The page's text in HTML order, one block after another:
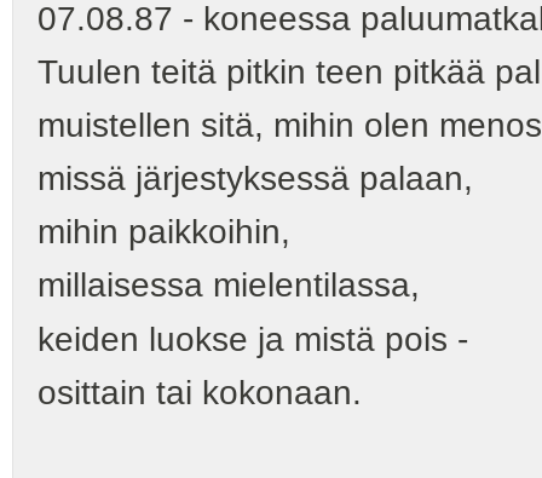
07.08.87 - koneessa
Tuulen teitä pitkin teen pitkää
muistellen sitä, mihin olen
missä järjestyksessä palaan,
mihin paikkoihin,
millaisessa mielentilassa,
keiden luokse ja mistä pois -
osittain tai kokonaan.